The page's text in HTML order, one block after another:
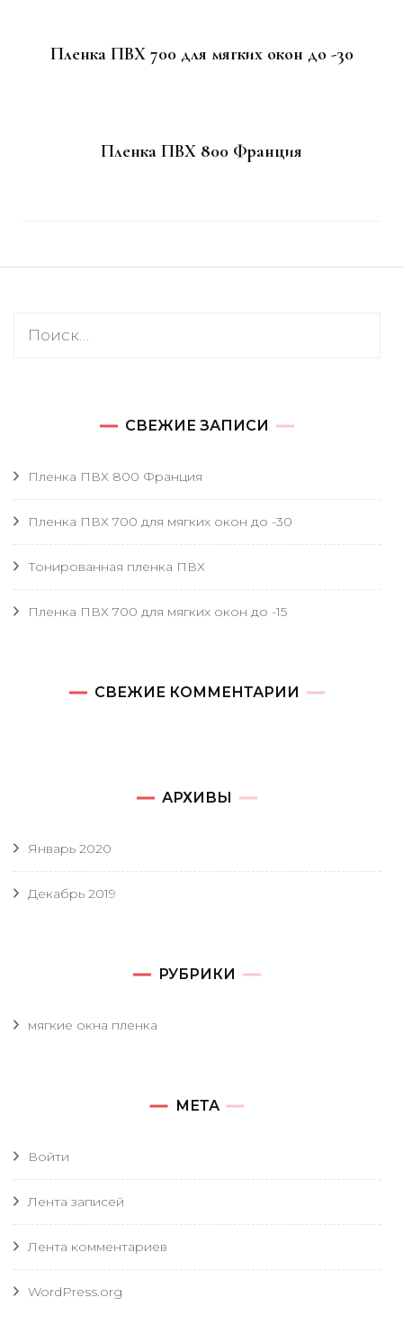
Пленка ПВХ 700 для мягких окон до -30
Пленка ПВХ 800 Франция
Найти:
СВЕЖИЕ ЗАПИСИ
Пленка ПВХ 800 Франция
Пленка ПВХ 700 для мягких окон до -30
Тонированная пленка ПВХ
Пленка ПВХ 700 для мягких окон до -15
СВЕЖИЕ КОММЕНТАРИИ
АРХИВЫ
Январь 2020
Декабрь 2019
РУБРИКИ
мягкие окна пленка
МЕТА
Войти
Лента записей
Лента комментариев
WordPress.org